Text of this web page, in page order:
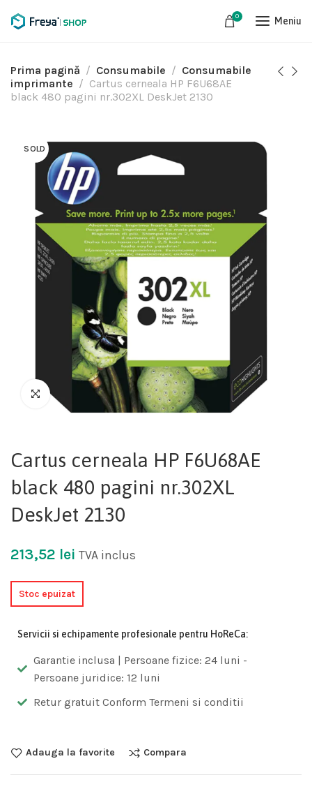
0 Meniu
Prima pagină Consumabile
Consumabile
imprimante
Cartus cerneala HP F6U68AE
black 480 pagini nr.302XL DeskJet 2130
SOLD
Cartus cerneala HP F6U68AE
black 480 pagini nr.302XL
DeskJet 2130
213,52 lei TVA inclus
Stoc epuizat
Servicii si echipamente profesionale pentru HoReCa:
Garantie inclusa | Persoane fizice: 24 luni -
Persoane juridice: 12 luni
Retur gratuit Conform Termeni si conditii
Adauga la favorite Compara